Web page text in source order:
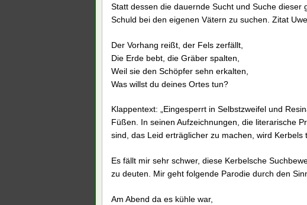
Statt dessen die dauernde Sucht und Suche
Schuld bei den eigenen Vätern zu suchen. Zitat
Der Vorhang reißt, der Fels zerfällt,
Die Erde bebt, die Gräber spalten,
Weil sie den Schöpfer sehn erkalten,
Was willst du deines Ortes tun?
Klappentext: „Eingesperrt in Selbstzweifel und
Füßen. In seinen Aufzeichnungen, die literarische
sind, das Leid erträglicher zu machen, wird Kerbels
Es fällt mir sehr schwer, diese Kerbelsche
zu deuten. Mir geht folgende Parodie durch den
Am Abend da es kühle war,